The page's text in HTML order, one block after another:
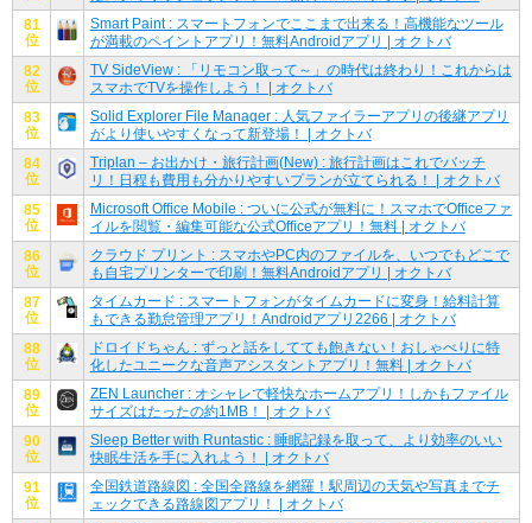
81
位
Smart Paint : スマートフォンでここまで出来る！高機能なツール
が満載のペイントアプリ！無料Androidアプリ | オクトバ
82
位
TV SideView : 「リモコン取って～」の時代は終わり！これからは
スマホでTVを操作しよう！ | オクトバ
83
位
Solid Explorer File Manager : 人気ファイラーアプリの後継アプリ
がより使いやすくなって新登場！ | オクトバ
84
位
Triplan – お出かけ・旅行計画(New) : 旅行計画はこれでバッチ
リ！日程も費用も分かりやすいプランが立てられる！ | オクトバ
85
位
Microsoft Office Mobile : ついに公式が無料に！スマホでOfficeファ
イルを閲覧・編集可能な公式Officeアプリ！無料 | オクトバ
86
位
クラウド プリント : スマホやPC内のファイルを、いつでもどこで
も自宅プリンターで印刷！無料Androidアプリ | オクトバ
87
位
タイムカード : スマートフォンがタイムカードに変身！給料計算
もできる勤怠管理アプリ！Androidアプリ2266 | オクトバ
88
位
ドロイドちゃん : ずっと話をしてても飽きない！おしゃべりに特
化したユニークな音声アシスタントアプリ！無料 | オクトバ
89
位
ZEN Launcher : オシャレで軽快なホームアプリ！しかもファイル
サイズはたったの約1MB！ | オクトバ
90
位
Sleep Better with Runtastic : 睡眠記録を取って、より効率のいい
快眠生活を手に入れよう！ | オクトバ
91
位
全国鉄道路線図 : 全国全路線を網羅！駅周辺の天気や写真までチ
ェックできる路線図アプリ！ | オクトバ